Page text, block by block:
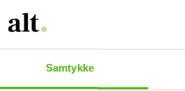
Samtykke
Mor Jette